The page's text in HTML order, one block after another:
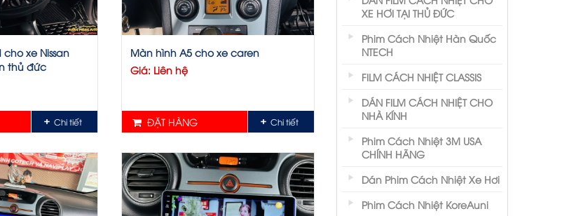
xe Nissan
thủ đức
Chi tiết
Màn hình A5 cho xe caren
Giá: Liên hệ
ĐẶT HÀNG Chi tiết
XE HƠI TẠI THỦ ĐỨC
Phim Cách Nhiệt Hàn Quốc
NTECH
FILM CÁCH NHIỆT CLASSIS
DÁN FILM CÁCH NHIỆT CHO
NHÀ KÍNH
Phim Cách Nhiệt 3M USA
CHÍNH HÃNG
Dán Phim Cách Nhiệt Xe Hơi
Phim Cách Nhiệt KoreAuni